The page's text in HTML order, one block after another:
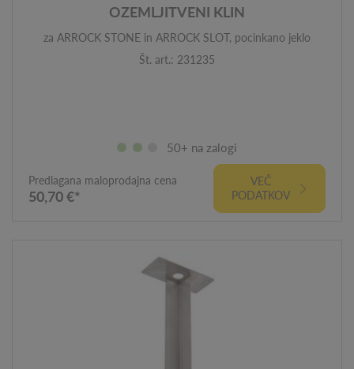
OZEMLJITVENI KLIN
za ARROCK STONE in ARROCK SLOT, pocinkano jeklo
Št. art.: 231235
50+ na zalogi
Predlagana maloprodajna cena
50,70 €*
VEČ
PODATKOV